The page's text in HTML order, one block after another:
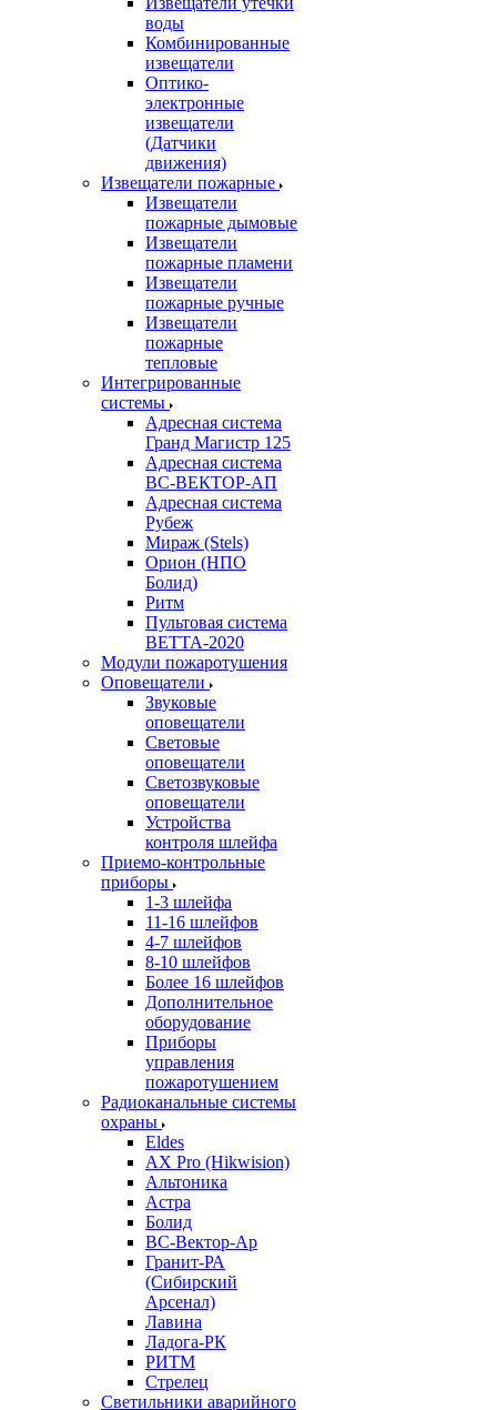
воды
Комбинированные
извещатели
Оптико-
электронные
извещатели
(Датчики
движения)
Извещатели пожарные
Извещатели
пожарные дымовые
Извещатели
пожарные пламени
Извещатели
пожарные ручные
Извещатели
пожарные
тепловые
Интегрированные
системы
Адресная система
Гранд Магистр 125
Адресная система
ВС-ВЕКТОР-АП
Адресная система
Рубеж
Мираж (Stels)
Орион (НПО
Болид)
Ритм
Пультовая система
ВЕТТА-2020
Модули пожаротушения
Оповещатели
Звуковые
оповещатели
Световые
оповещатели
Светозвуковые
оповещатели
Устройства
контроля шлейфа
Приемо-контрольные
приборы
1-3 шлейфа
11-16 шлейфов
4-7 шлейфов
8-10 шлейфов
Более 16 шлейфов
Дополнительное
оборудование
Приборы
управления
пожаротушением
Радиоканальные системы
охраны
Eldes
AX Pro (Hikwision)
Альтоника
Астра
Болид
ВС-Вектор-Ар
Гранит-РА
(Сибирский
Арсенал)
Лавина
Ладога-РК
РИТМ
Стрелец
Светильники аварийного